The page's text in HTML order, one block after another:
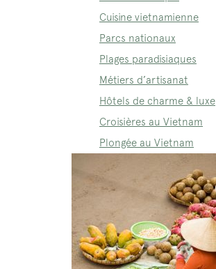
Cuisine vietnamienne
Parcs nationaux
Plages paradisiaques
Métiers d’artisanat
Hôtels de charme & luxe
Croisières au Vietnam
Plongée au Vietnam